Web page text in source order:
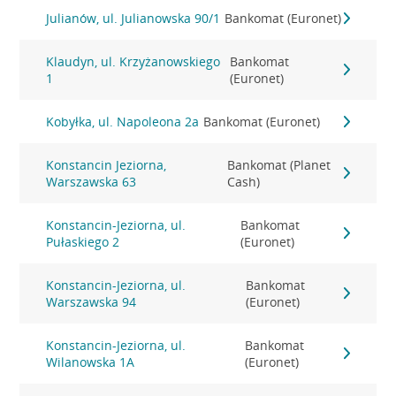
Julianów, ul. Julianowska 90/1 Bankomat (Euronet)
Klaudyn, ul. Krzyżanowskiego
1
Bankomat
(Euronet)
Kobyłka, ul. Napoleona 2a Bankomat (Euronet)
Konstancin Jeziorna,
Warszawska 63
Bankomat (Planet
Cash)
Konstancin-Jeziorna, ul.
Pułaskiego 2
Bankomat
(Euronet)
Konstancin-Jeziorna, ul.
Warszawska 94
Bankomat
(Euronet)
Konstancin-Jeziorna, ul.
Wilanowska 1A
Bankomat
(Euronet)